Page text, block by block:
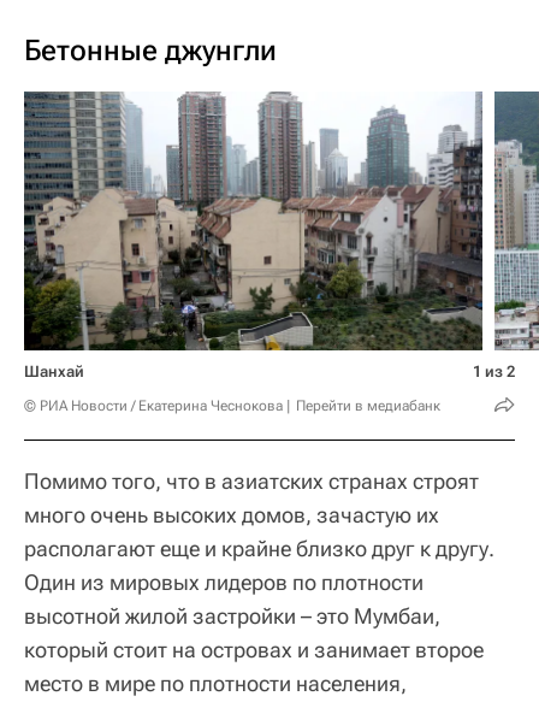
Бетонные джунгли
Шанхай
© РИА Новости / Екатерина Чеснокова Перейти в медиабанк
1 из 2
Помимо того, что в азиатских странах строят
много очень высоких домов, зачастую их
располагают еще и крайне близко друг к другу.
Один из мировых лидеров по плотности
высотной жилой застройки – это Мумбаи,
который стоит на островах и занимает второе
место в мире по плотности населения,